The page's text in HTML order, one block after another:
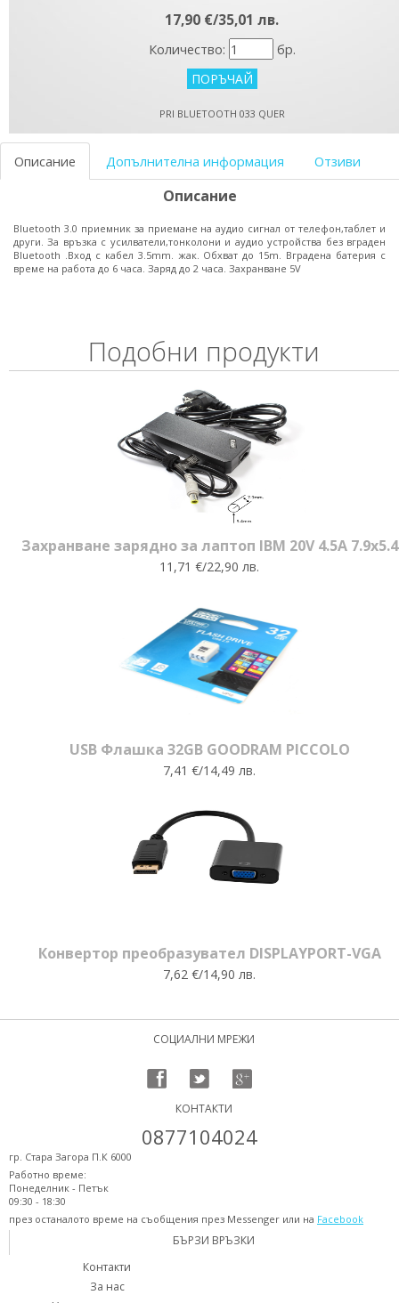
17,90 €/35,01 лв.
Количество: бр.
PRI BLUETOOTH 033 QUER
Описание Допълнителна информация Отзиви
Описание
Bluetooth 3.0 приемник за приемане на аудио сигнал от телефон,таблет и
други. За връзка с усилватели,тонколони и аудио устройства без вграден
Bluetooth .Вход с кабел 3.5mm. жак. Обхват до 15m. Вградена батерия с
време на работа до 6 часа. Заряд до 2 часа. Захранване 5V
Подобни продукти
Захранване зарядно за лаптоп IBM 20V 4.5A 7.9x5.4
11,71 €/22,90 лв.
USB Флашка 32GB GOODRAM PICCOLO
7,41 €/14,49 лв.
Конвертор преобразувател DISPLAYPORT-VGA
7,62 €/14,90 лв.
СОЦИАЛНИ МРЕЖИ
КОНТАКТИ
0877104024
гр. Стара Загора П.К 6000
Работно време:
Понеделник - Петък
09:30 - 18:30
през останалото време на съобщения през Messenger или на Facebook
БЪРЗИ ВРЪЗКИ
Контакти
За нас